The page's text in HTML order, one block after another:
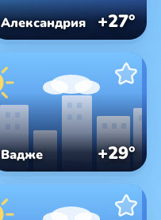
Александрия +27°
Вадже +29°